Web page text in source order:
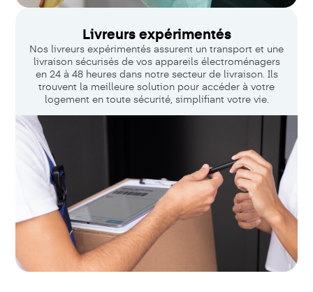
Livreurs expérimentés
Nos livreurs expérimentés assurent un transport et une
livraison sécurisés de vos appareils électroménagers
en 24 à 48 heures dans notre secteur de livraison. Ils
trouvent la meilleure solution pour accéder à votre
logement en toute sécurité, simplifiant votre vie.